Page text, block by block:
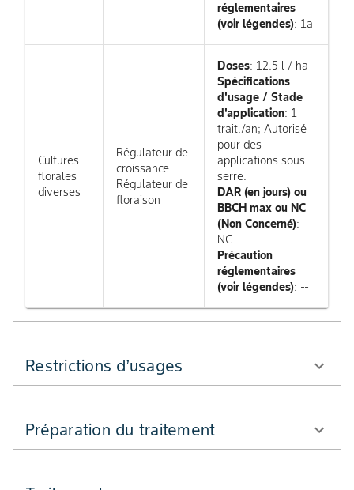
réglementaires
(voir légendes): 1a
Cultures
florales
diverses
Régulateur de
croissance
Régulateur de
floraison
Doses: 12.5 l / ha
Spécifications
d'usage / Stade
d'application: 1
trait./an; Autorisé
pour des
applications sous
serre.
DAR (en jours) ou
BBCH max ou NC
(Non Concerné):
NC
Précaution
réglementaires
(voir légendes): --
Restrictions d’usages
Préparation du traitement